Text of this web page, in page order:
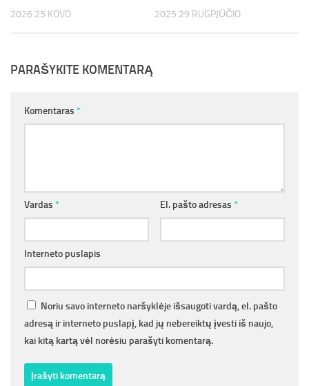
2026 25 KOVO 2025 29 RUGPJŪČIO
PARAŠYKITE KOMENTARĄ
Komentaras *
Vardas * El. pašto adresas *
Interneto puslapis
Noriu savo interneto naršyklėje išsaugoti vardą, el. pašto
adresą ir interneto puslapį, kad jų nebereiktų įvesti iš naujo,
kai kitą kartą vėl norėsiu parašyti komentarą.